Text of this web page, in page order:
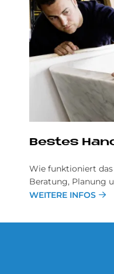
Be­stes
Wie funktioniert
Beratung, Planung
WEITERE INFOS